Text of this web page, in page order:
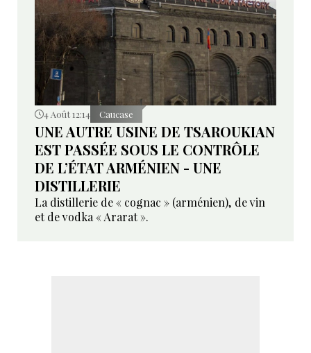
4 Août 12:14 Caucase
UNE AUTRE USINE DE TSAROUKIAN
EST PASSÉE SOUS LE CONTRÔLE
DE L’ÉTAT ARMÉNIEN - UNE
DISTILLERIE
La distillerie de « cognac » (arménien), de vin
et de vodka « Ararat ».